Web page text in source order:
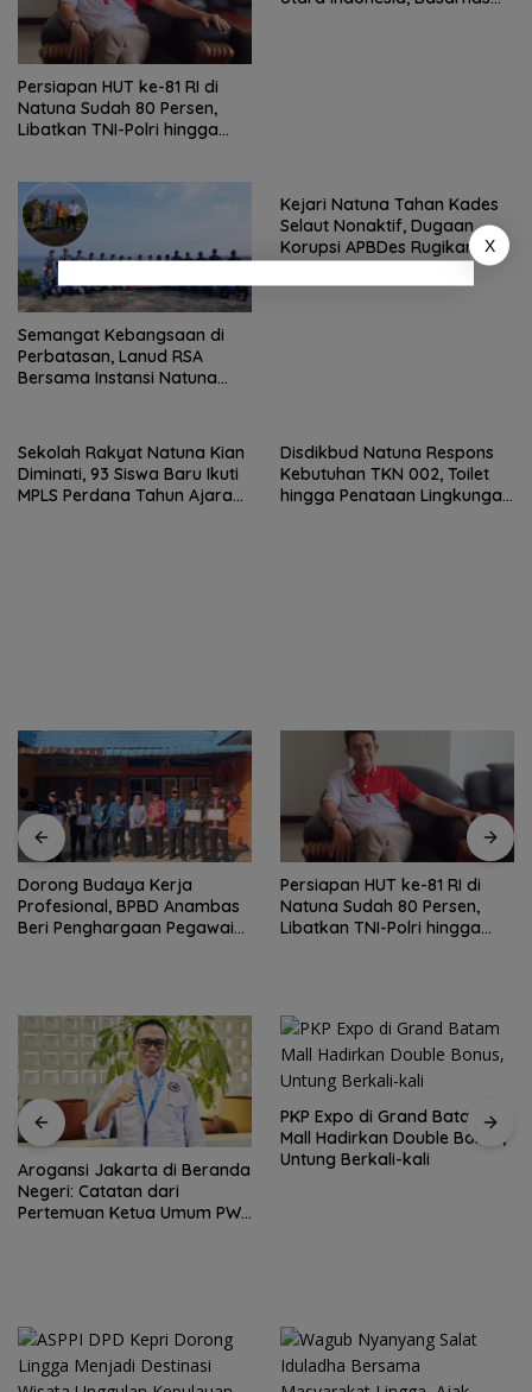
Persiapan HUT ke-81 RI di
Natuna Sudah 80 Persen,
Libatkan TNI-Polri hingga
Semangat Kebangsaan di
Perbatasan, Lanud RSA
Bersama Instansi Natuna
Kejari Natuna Tahan Kades
Selaut Nonaktif, Dugaan
Korupsi APBDes Rugikan
Negara Rp533 Juta
Sekolah Rakyat Natuna Kian
Diminati, 93 Siswa Baru Ikuti
MPLS Perdana Tahun Ajaran
Disdikbud Natuna Respons
Kebutuhan TKN 002, Toilet
hingga Penataan Lingkungan
Dorong Budaya Kerja
Profesional, BPBD Anambas
Beri Penghargaan Pegawai
Persiapan HUT ke-81 RI di
Natuna Sudah 80 Persen,
Libatkan TNI-Polri hingga
Arogansi Jakarta di Beranda
Negeri: Catatan dari
Pertemuan Ketua Umum PWI
PKP Expo di Grand Batam
Mall Hadirkan Double Bonus,
Untung Berkali-kali
X